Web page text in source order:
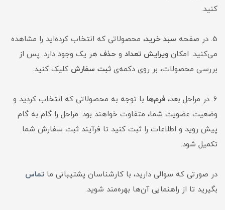
کنید.
5. در صفحه سبد خرید، محصولاتی که انتخاب کرده‌اید را مشاهده
می‌کنید. امکان ویرایش تعداد و حذف هر یک وجود دارد. پس از
بررسی محصولات، بر روی دکمه‌ی ثبت سفارش کلیک کنید.
6. در مراحل بعد، فرم‌ها با توجه به محصولاتی که انتخاب کردید و
وضعیت عضویت شما، متفاوت خواهند بود. مراحل را گام به گام
پیش روید و اطلاعات را ثبت کنید تا فرآیند ثبت سفارش شما
تکمیل شود.
در صورتی که سوالی دارید، با کارشناسان پشتیبانی ما تماس
بگیرید تا از راهنمایی آن‌ها بهره‌مند شوید.